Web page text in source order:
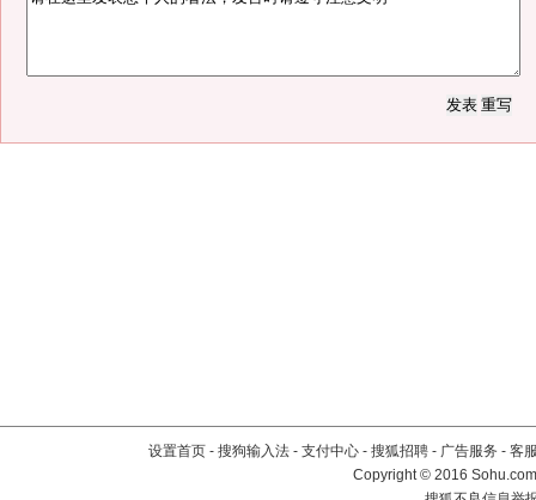
设置首页 - 搜狗输入法 - 支付中心 - 搜狐招聘 - 广告服务 - 客
Copyright©2016